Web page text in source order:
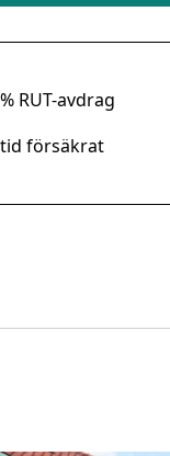
RUT-avdrag
försäkrat